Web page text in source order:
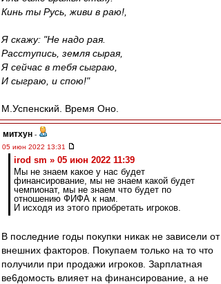
Кинь ты Русь, живи в раю!,
Я скажу: "Не надо рая.
Расступись, земля сырая,
Я сейчас в тебя сыграю,
И сыграю, и спою!"
М.Успенский. Время Оно.
митхун -
05 июн 2022 13:31
irod sm » 05 июн 2022 11:39
Мы не знаем какое у нас будет
финансирование, мы не знаем какой будет
чемпионат, мы не знаем что будет по
отношению ФИФА к нам.
И исходя из этого приобретать игроков.
В последние годы покупки никак не зависели от
внешних факторов. Покупаем только на то что
получили при продажи игроков. Зарплатная
ве6домость влияет на финансирование, а не